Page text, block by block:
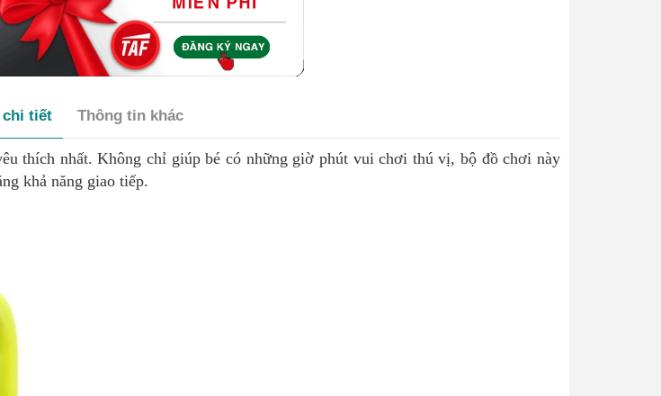
chi tiết Thông tin khác
thích nhất. Không chỉ giúp bé có những giờ phút vui chơi thú vị, bộ đồ chơi này
khả năng giao tiếp.